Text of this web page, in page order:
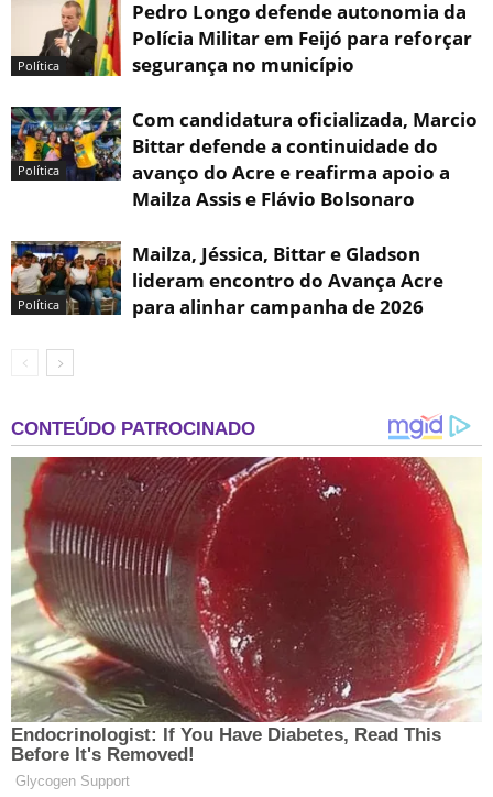
Política
Pedro Longo defende autonomia da
Polícia Militar em Feijó para reforçar
segurança no município
Política
Com candidatura oficializada, Marcio
Bittar defende a continuidade do
avanço do Acre e reafirma apoio a
Mailza Assis e Flávio Bolsonaro
Política
Mailza, Jéssica, Bittar e Gladson
lideram encontro do Avança Acre
para alinhar campanha de 2026